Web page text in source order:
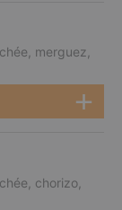
merguez,
chorizo,